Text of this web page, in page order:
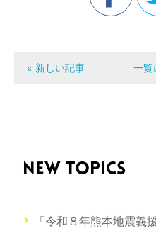
« 新しい記事 一覧
NEW TOPICS
「令和８年熊本地震義